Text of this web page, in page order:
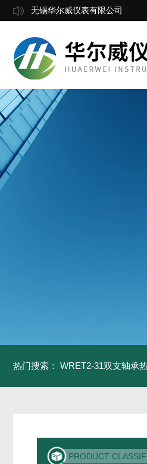
无锡华尔威仪表有限公司
热门搜索： WRET2-31双支轴承
PRODUCT